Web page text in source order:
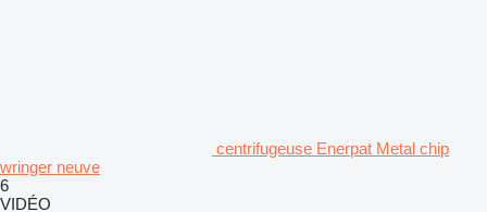
centrifugeuse Enerpat Metal chip
wringer neuve
6
VIDÉO